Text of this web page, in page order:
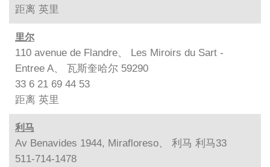
距离 英里
里尔
110 avenue de Flandre、 Les Miroirs du Sart -
Entree A、 瓦斯奎哈尔 59290
33 6 21 69 44 53
距离 英里
利马
Av Benavides 1944, Mirafloreso、 利马 利马33
511-714-1478